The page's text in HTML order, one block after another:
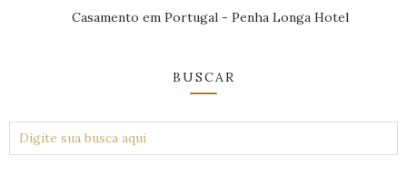
Casamento em Portugal - Penha Longa Hotel
BUSCAR